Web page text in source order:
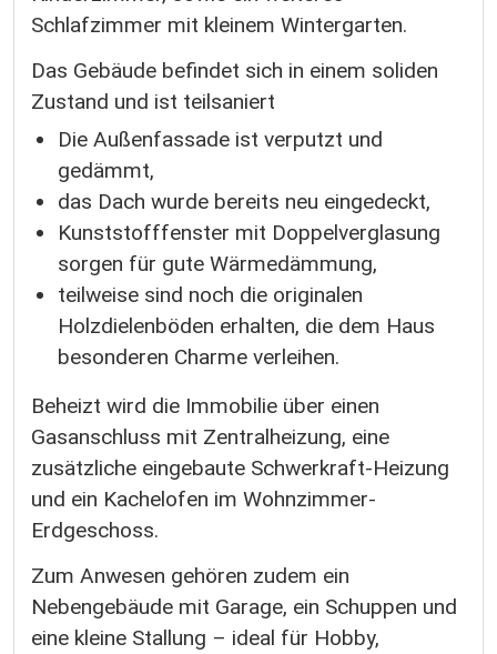
Schlafzimmer mit kleinem Wintergarten.
Das Gebäude befindet sich in einem soliden
Zustand und ist teilsaniert
Die Außenfassade ist verputzt und
gedämmt,
das Dach wurde bereits neu eingedeckt,
Kunststofffenster mit Doppelverglasung
sorgen für gute Wärmedämmung,
teilweise sind noch die originalen
Holzdielenböden erhalten, die dem Haus
besonderen Charme verleihen.
Beheizt wird die Immobilie über einen
Gasanschluss mit Zentralheizung, eine
zusätzliche eingebaute Schwerkraft-Heizung
und ein Kachelofen im Wohnzimmer-
Erdgeschoss.
Zum Anwesen gehören zudem ein
Nebengebäude mit Garage, ein Schuppen und
eine kleine Stallung – ideal für Hobby,